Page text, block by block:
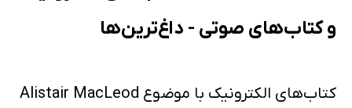
و کتاب‌های صوتی - داغ‌ترین‌ها
کتاب‌های الکترونیک با موضوع Alistair MacLeod